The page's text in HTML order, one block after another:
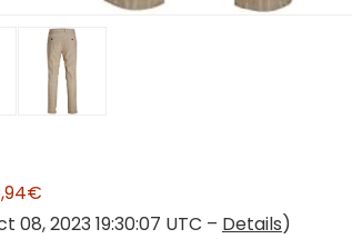
08, 2023 19:30:07 UTC – Details)